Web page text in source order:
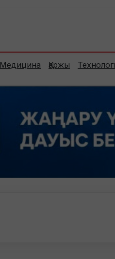
Медицина Қаржы